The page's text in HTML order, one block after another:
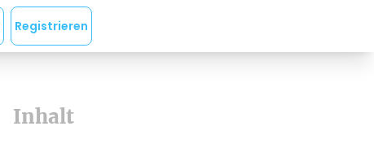
Registrieren
Inhalt